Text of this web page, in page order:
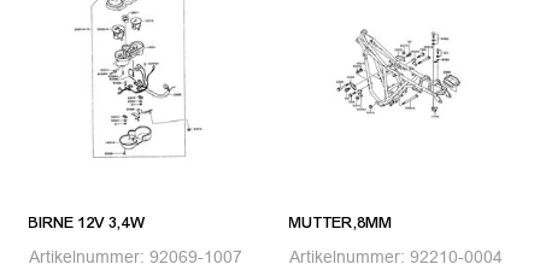
BIRNE 12V 3,4W
Artikelnummer: 92069-1007
MUTTER,8MM
Artikelnummer: 92210-0004